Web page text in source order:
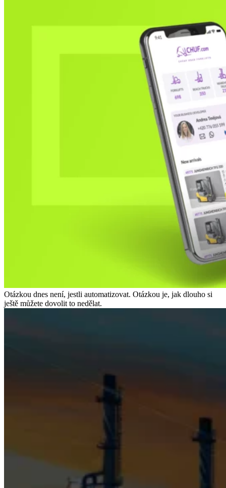
Otázkou dnes není, jestli automatizovat. Otázkou je, jak dlouho si
ještě můžete dovolit to nedělat.